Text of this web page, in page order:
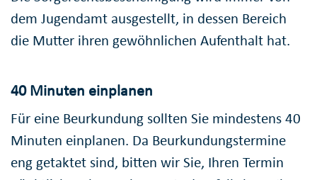
dem Jugendamt ausgestellt, in dessen Bereich
die Mutter ihren gewöhnlichen Aufenthalt hat.
40 Minuten einplanen
Für eine Beurkundung sollten Sie mindestens 40
Minuten einplanen. Da Beurkundungstermine
eng getaktet sind, bitten wir Sie, Ihren Termin